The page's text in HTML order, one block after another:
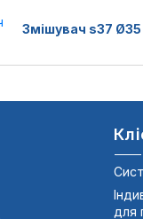
Змішувач s37 Ø35
для